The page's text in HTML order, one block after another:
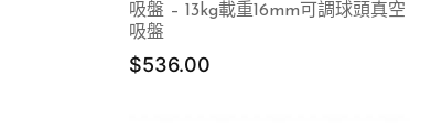
吸盤 – 13kg載重16mm可調球頭真空
吸盤
$536.00